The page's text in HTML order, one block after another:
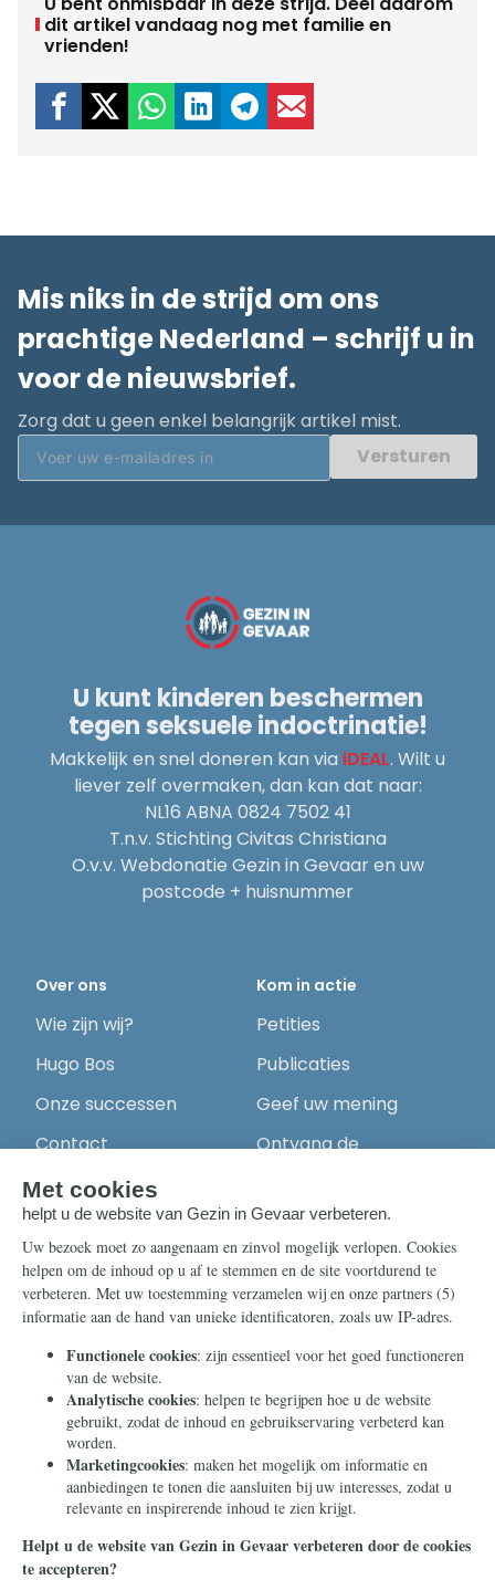
dit artikel vandaag nog met familie en
vrienden!
Mis niks in de strijd om ons
prachtige Nederland – schrijf u in
voor de nieuwsbrief.
Zorg dat u geen enkel belangrijk artikel mist.
Versturen
U kunt kinderen beschermen
tegen seksuele indoctrinatie!
Makkelijk en snel doneren kan via iDEAL. Wilt u
liever zelf overmaken, dan kan dat naar:
NL16 ABNA 0824 7502 41
T.n.v. Stichting Civitas Christiana
O.v.v. Webdonatie Gezin in Gevaar en uw
postcode + huisnummer
Over ons
Wie zijn wij?
Hugo Bos
Onze successen
Contact
Kom in actie
Petities
Publicaties
Geef uw mening
Ontvang de
Steun ons
Nieuwsbrief
Eenmalig
Maandelijks
Periodiek
Nalaten
Zelf overschrijven
Info
Contact
Ontvang onze
Telegram-berichten